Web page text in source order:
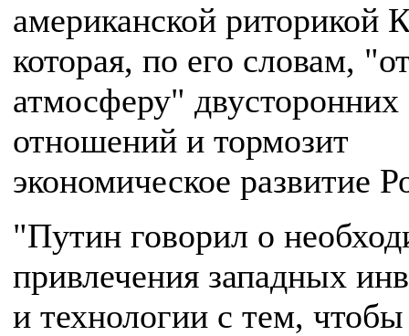
американской риторикой
которая, по его словам,
атмосферу" двусторонних
отношений и тормозит
экономическое развитие
"Путин говорил о
привлечения западных
и технологии с тем, чтобы